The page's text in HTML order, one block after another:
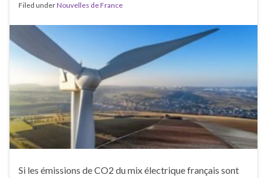
Filed underNouvelles de France
Si les émissions de CO2 du mix électrique français sont